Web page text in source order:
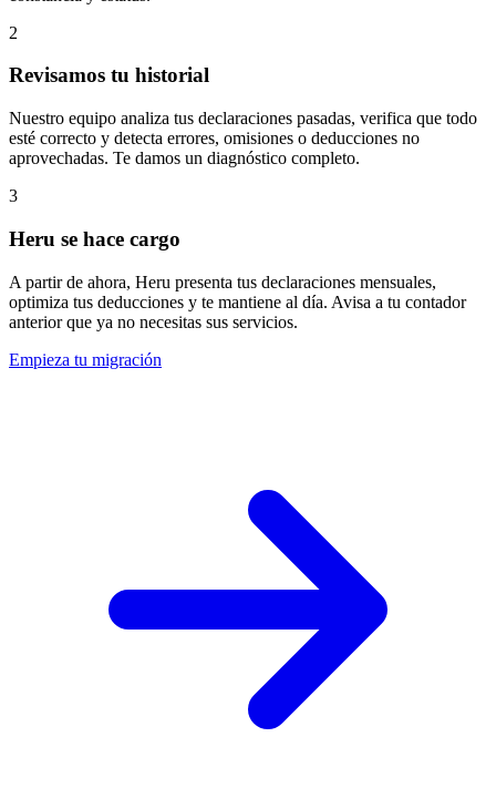
2
Revisamos tu historial
Nuestro equipo analiza tus declaraciones pasadas, verifica que todo
esté correcto y detecta errores, omisiones o deducciones no
aprovechadas. Te damos un diagnóstico completo.
3
Heru se hace cargo
A partir de ahora, Heru presenta tus declaraciones mensuales,
optimiza tus deducciones y te mantiene al día. Avisa a tu contador
anterior que ya no necesitas sus servicios.
Empieza tu migración